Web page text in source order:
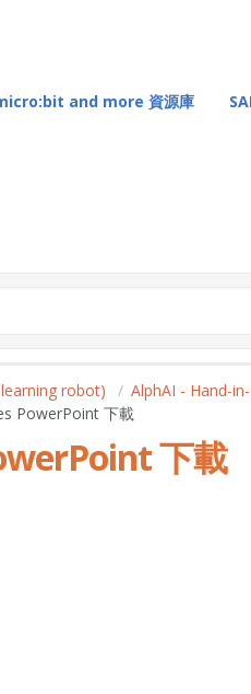
and more 資源庫
robot)
AlphAI - Hand-
PowerPoint 下載
下載